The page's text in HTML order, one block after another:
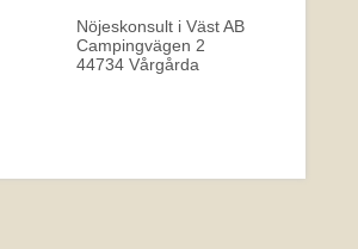
Nöjeskonsult i Väst AB
Campingvägen 2
44734 Vårgårda